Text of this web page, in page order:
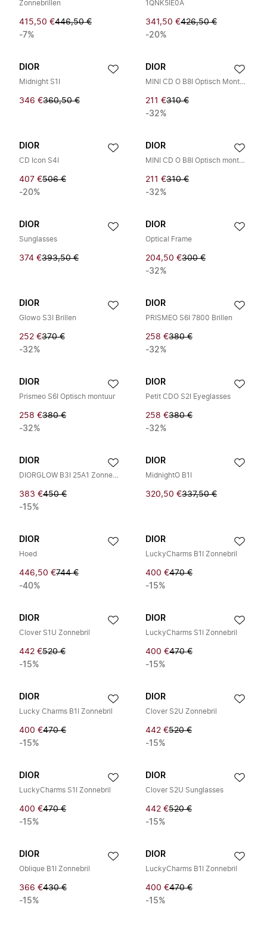
Zonnebrillen
415,50 €446,50 €
-7%
1QNK5IE0A
341,50 €426,50 €
-20%
DIOR
Midnight S1I
346 €360,50 €
DIOR
MINI CD O B8I Optisch Montuur
211 €310 €
-32%
DIOR
CD Icon S4I
407 €506 €
-20%
DIOR
MINI CD O B8I Optisch montuur
211 €310 €
-32%
DIOR
Sunglasses
374 €393,50 €
DIOR
Optical Frame
204,50 €300 €
-32%
DIOR
Glowo S3I Brillen
252 €370 €
-32%
DIOR
PRISMEO S6I 7800 Brillen
258 €380 €
-32%
DIOR
Prismeo S6I Optisch montuur
258 €380 €
-32%
DIOR
Petit CDO S2I Eyeglasses
258 €380 €
-32%
DIOR
DIORGLOW B3I 25A1 Zonnebril
383 €450 €
-15%
DIOR
MidnightO B1I
320,50 €337,50 €
DIOR
Hoed
446,50 €744 €
-40%
DIOR
LuckyCharms B1I Zonnebril
400 €470 €
-15%
DIOR
Clover S1U Zonnebril
442 €520 €
-15%
DIOR
LuckyCharms S1I Zonnebril
400 €470 €
-15%
DIOR
Lucky Charms B1I Zonnebril
400 €470 €
-15%
DIOR
Clover S2U Zonnebril
442 €520 €
-15%
DIOR
LuckyCharms S1I Zonnebril
400 €470 €
-15%
DIOR
Clover S2U Sunglasses
442 €520 €
-15%
DIOR
Oblique B1I Zonnebril
366 €430 €
-15%
DIOR
LuckyCharms B1I Zonnebril
400 €470 €
-15%